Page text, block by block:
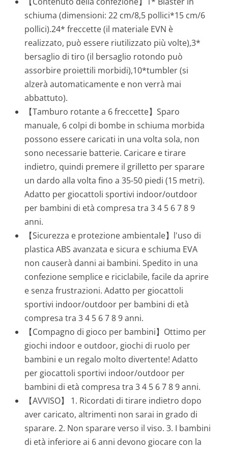
schiuma (dimensioni: 22 cm/8,5 pollici*15 cm/6
pollici).24* freccette (il materiale EVN è
realizzato, può essere riutilizzato più volte),3*
bersaglio di tiro (il bersaglio rotondo può
assorbire proiettili morbidi),10*tumbler (si
alzerà automaticamente e non verrà mai
abbattuto).
【Tamburo rotante a 6 freccette】Sparo
manuale, 6 colpi di bombe in schiuma morbida
possono essere caricati in una volta sola, non
sono necessarie batterie. Caricare e tirare
indietro, quindi premere il grilletto per sparare
un dardo alla volta fino a 35-50 piedi (15 metri).
Adatto per giocattoli sportivi indoor/outdoor
per bambini di età compresa tra 3 4 5 6 7 8 9
anni.
【Sicurezza e protezione ambientale】l'uso di
plastica ABS avanzata e sicura e schiuma EVA
non causerà danni ai bambini. Spedito in una
confezione semplice e riciclabile, facile da aprire
e senza frustrazioni. Adatto per giocattoli
sportivi indoor/outdoor per bambini di età
compresa tra 3 4 5 6 7 8 9 anni.
【Compagno di gioco per bambini】Ottimo per
giochi indoor e outdoor, giochi di ruolo per
bambini e un regalo molto divertente! Adatto
per giocattoli sportivi indoor/outdoor per
bambini di età compresa tra 3 4 5 6 7 8 9 anni.
【AVVISO】 1. Ricordati di tirare indietro dopo
aver caricato, altrimenti non sarai in grado di
sparare. 2. Non sparare verso il viso. 3. I bambini
di età inferiore ai 6 anni devono giocare con la